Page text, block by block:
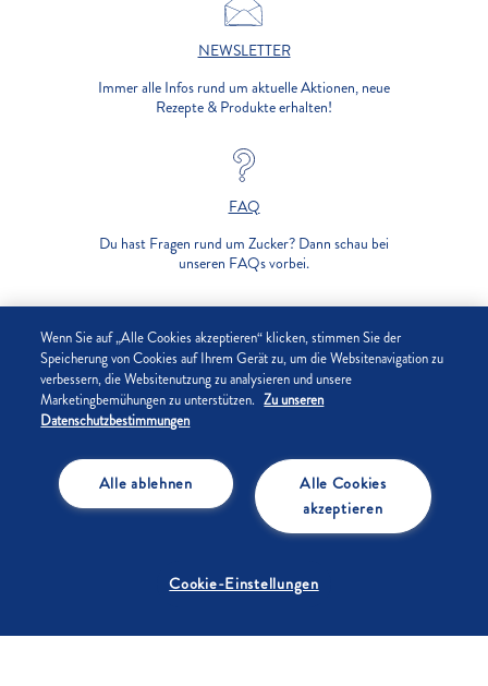
NEWSLETTER
Immer alle Infos rund um aktuelle Aktionen, neue
Rezepte & Produkte erhalten!
FAQ
Du hast Fragen rund um Zucker? Dann schau bei
unseren FAQs vorbei.
UNTERNEHMEN
DATENSCHUTZ
COOKIE-EINSTELLUNGEN
Wenn Sie auf „Alle Cookies akzeptieren“ klicken, stimmen Sie der
Speicherung von Cookies auf Ihrem Gerät zu, um die Websitenavigation zu
verbessern, die Websitenutzung zu analysieren und unsere
Marketingbemühungen zu unterstützen. Zu unseren
Datenschutzbestimmungen
Alle Cookies
akzeptieren
Alle ablehnen
Cookie-Einstellungen